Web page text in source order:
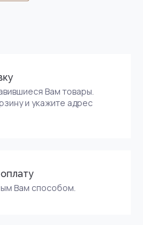
Вам товары.
и укажите адрес
Вам способом.